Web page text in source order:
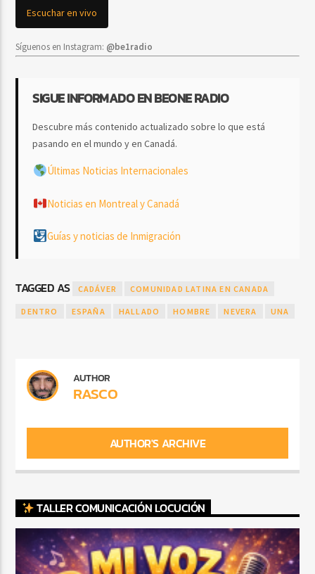
Escuchar en vivo
Síguenos en Instagram: @be1radio
SIGUE INFORMADO EN BEONE RADIO
Descubre más contenido actualizado sobre lo que está
pasando en el mundo y en Canadá.
Últimas Noticias Internacionales
Noticias en Montreal y Canadá
Guías y noticias de Inmigración
TAGGED AS CADÁVER COMUNIDAD LATINA EN CANADA
DENTRO ESPAÑA HALLADO HOMBRE NEVERA UNA
AUTHOR
RASCO
AUTHOR'S ARCHIVE
TALLER COMUNICACIÓN LOCUCIÓN